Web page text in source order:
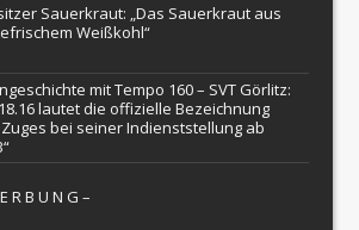
Sauerkraut: „Das Sauerkraut aus
Weißkohl“
mit Tempo 160 – SVT Görlitz:
18.16 lautet die offizielle Bezeichnung
bei seiner Indienststellung ab
R Β U Ν G –